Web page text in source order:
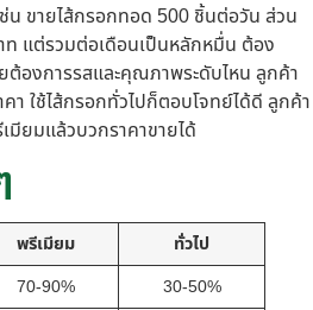
ขายไส้กรอกทอด 500 ชิ้นต่อวัน ส่วน
แต่รวมต่อเดือนเป็นหลักหมื่น ต้อง
ต้องการรสและคุณภาพระดับไหน ลูกค้า
ใช้ไส้กรอกทั่วไปก็ตอบโจทย์ได้ดี ลูกค้า
มียมแล้วบวกราคาขายได้
พรีเมียม
ทั่วไป
70-90%
30-50%